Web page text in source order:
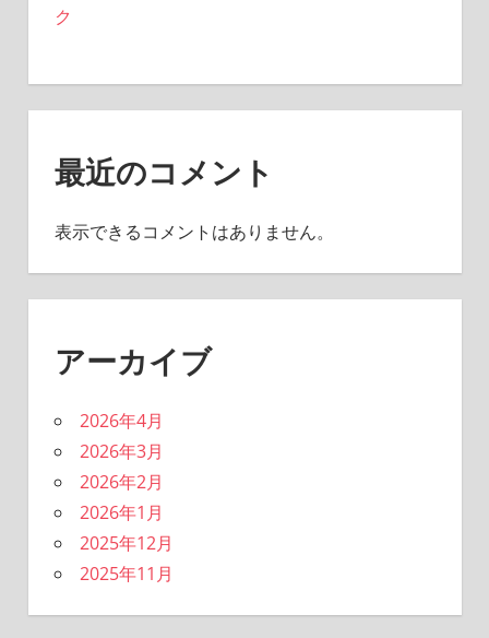
ク
最近のコメント
表示できるコメントはありません。
アーカイブ
2026年4月
2026年3月
2026年2月
2026年1月
2025年12月
2025年11月